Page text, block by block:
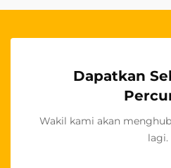
Dapatkan
Wakil kami akan
lagi.